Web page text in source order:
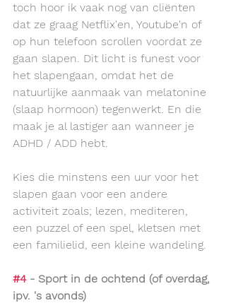
toch hoor ik vaak nog van cliënten
dat ze graag Netflix'en, Youtube'n of
op hun telefoon scrollen voordat ze
gaan slapen. Dit licht is funest voor
het slapengaan, omdat het de
natuurlijke aanmaak van melatonine
(slaap hormoon) tegenwerkt. En die
maak je al lastiger aan wanneer je
ADHD / ADD hebt.
Kies die minstens een uur voor het
slapen gaan voor een andere
activiteit zoals; lezen, mediteren,
een puzzel of een spel, kletsen met
een familielid, een kleine wandeling.
#4 - Sport in de ochtend (of overdag,
ipv. 's avonds)